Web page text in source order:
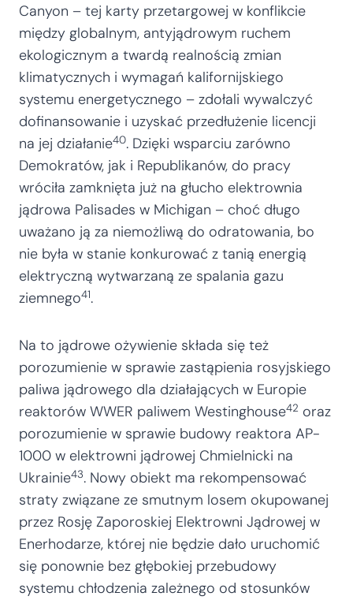
Canyon – tej karty przetargowej w konflikcie
między globalnym, antyjądrowym ruchem
ekologicznym a twardą realnością zmian
klimatycznych i wymagań kalifornijskiego
systemu energetycznego – zdołali wywalczyć
dofinansowanie i uzyskać przedłużenie licencji
na jej działanie40. Dzięki wsparciu zarówno
Demokratów, jak i Republikanów, do pracy
wróciła zamknięta już na głucho elektrownia
jądrowa Palisades w Michigan – choć długo
uważano ją za niemożliwą do odratowania, bo
nie była w stanie konkurować z tanią energią
elektryczną wytwarzaną ze spalania gazu
ziemnego41.
Na to jądrowe ożywienie składa się też
porozumienie w sprawie zastąpienia rosyjskiego
paliwa jądrowego dla działających w Europie
reaktorów WWER paliwem Westinghouse42 oraz
porozumienie w sprawie budowy reaktora AP-
1000 w elektrowni jądrowej Chmielnicki na
Ukrainie43. Nowy obiekt ma rekompensować
straty związane ze smutnym losem okupowanej
przez Rosję Zaporoskiej Elektrowni Jądrowej w
Enerhodarze, której nie będzie dało uruchomić
się ponownie bez głębokiej przebudowy
systemu chłodzenia zależnego od stosunków